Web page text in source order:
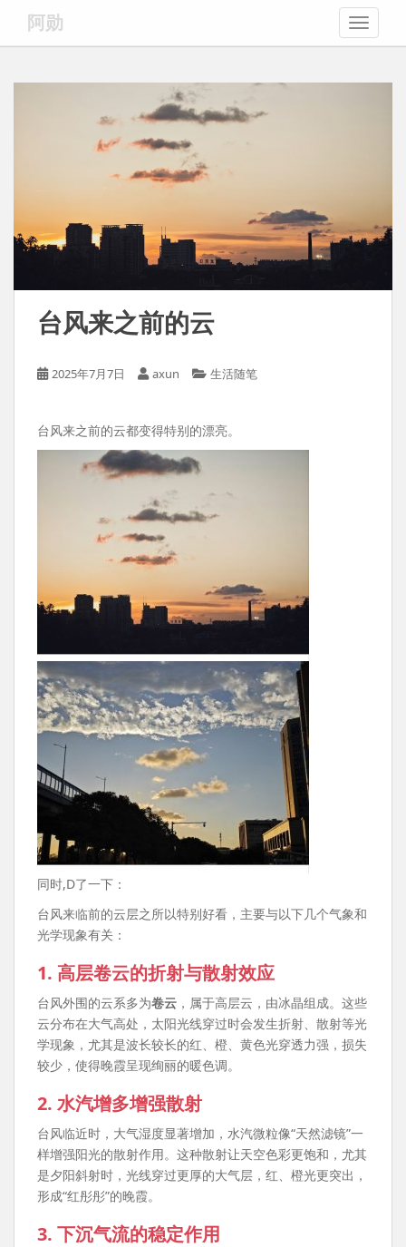
i
阿勋
台风来之前的云
2025年7月7日 axun 生活随笔
台风来之前的云都变得特别的漂亮。
同时,D了一下：
台风来临前的云层之所以特别好看，主要与以下几个气象和
光学现象有关：
1. 高层卷云的折射与散射效应
台风外围的云系多为卷云 ，属于高层云，由冰晶组成。这些
云分布在大气高处，太阳光线穿过时会发生折射、散射等光
学现象，尤其是波长较长的红、橙、黄色光穿透力强，损失
较少，使得晚霞呈现绚丽的暖色调。
2. 水汽增多增强散射
台风临近时，大气湿度显著增加，水汽微粒像“天然滤镜”一
样增强阳光的散射作用。这种散射让天空色彩更饱和，尤其
是夕阳斜射时，光线穿过更厚的大气层，红、橙光更突出，
形成“红彤彤”的晚霞。
3. 下沉气流的稳定作用